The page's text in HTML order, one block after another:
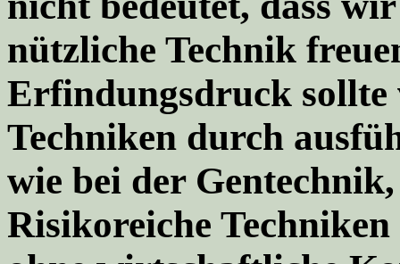
nützliche Technik
Erfindungsdruck sollte
Techniken durch
wie bei der
Risikoreiche